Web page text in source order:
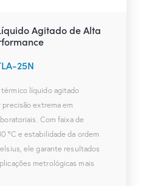
Agitado de Alta
25N
térmico líquido agitado
extrema em
Com faixa de
ºC e estabilidade da ordem
ele garante resultados
metrológicas mais